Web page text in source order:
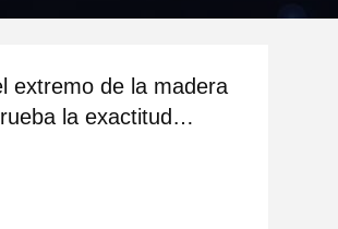
extremo de la madera
la exactitud